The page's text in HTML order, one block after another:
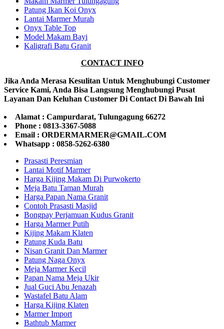
Patung Ikan Koi Onyx
Lantai Marmer Murah
Onyx Table Top
Model Makam Bayi
Kaligrafi Batu Granit
CONTACT INFO
Jika Anda Merasa Kesulitan Untuk Menghubungi Customer
Service Kami, Anda Bisa Langsung Menghubungi Pusat
Layanan Dan Keluhan Customer Di Contact Di Bawah Ini
Alamat : Campurdarat, Tulungagung 66272
Phone : 0813-3367-5088
Email : ORDERMARMER@GMAIL.COM
Whatsapp : 0858-5262-6380
Prasasti Peresmian
Lantai Motif Marmer
Harga Kijing Makam Di Purwokerto
Meja Batu Taman Murah
Harga Papan Nama Granit
Contoh Prasasti Masjid
Bongpay Perjamuan Kudus Granit
Harga Marmer Putih
Kijing Makam Klaten
Patung Kuda Batu
Nisan Granit Dan Marmer
Patung Naga Onyx
Meja Marmer Kecil
Papan Nama Meja Ukir
Jual Guci Abu Jenazah
Wastafel Batu Alam
Harga Kijing Klaten
Marmer Import
Bathtub Marmer